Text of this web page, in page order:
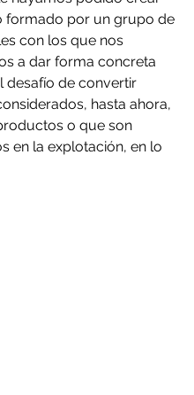
formado por un grupo de
con los que nos
a dar forma concreta
desafío de convertir
hasta ahora,
o que son
en la explotación, en lo